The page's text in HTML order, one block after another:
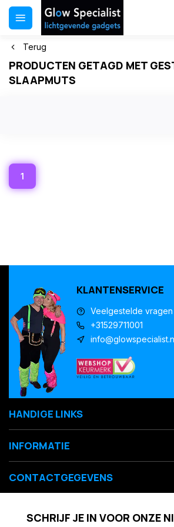
Terug
PRODUCTEN GETAGD MET
SLAAPMUTS
1
KLANTENSERVICE
Veelgestelde vragen
+31529711001
HANDIGE LINKS
INFORMATIE
CONTACTGEGEVENS
SCHRIJF JE IN VOOR ONZE